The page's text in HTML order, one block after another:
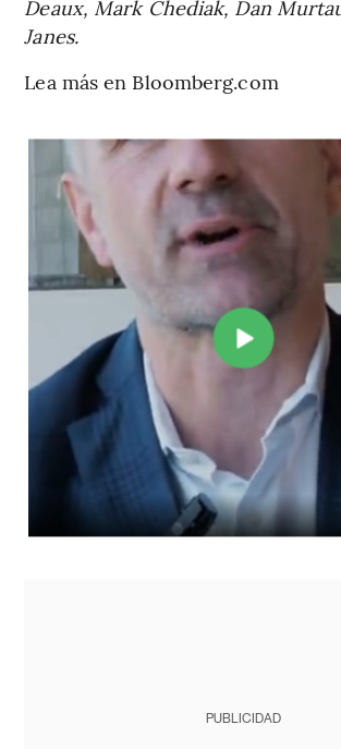
Deaux, Mark Chediak, Dan
Janes.
Lea más en Bloomberg.com
PUBLICIDAD